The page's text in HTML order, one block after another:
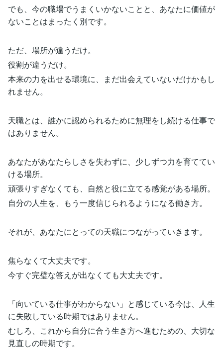
でも、今の職場でうまくいかないことと、あなたに価値が
ないことはまったく別です。
ただ、場所が違うだけ。
役割が違うだけ。
本来の力を出せる環境に、まだ出会えていないだけかもし
れません。
天職とは、誰かに認められるために無理をし続ける仕事で
はありません。
あなたがあなたらしさを失わずに、少しずつ力を育ててい
ける場所。
頑張りすぎなくても、自然と役に立てる感覚がある場所。
自分の人生を、もう一度信じられるようになる働き方。
それが、あなたにとっての天職につながっていきます。
焦らなくて大丈夫です。
今すぐ完璧な答えが出なくても大丈夫です。
「向いている仕事がわからない」と感じている今は、人生
に失敗している時期ではありません。
むしろ、これから自分に合う生き方へ進むための、大切な
見直しの時期です。